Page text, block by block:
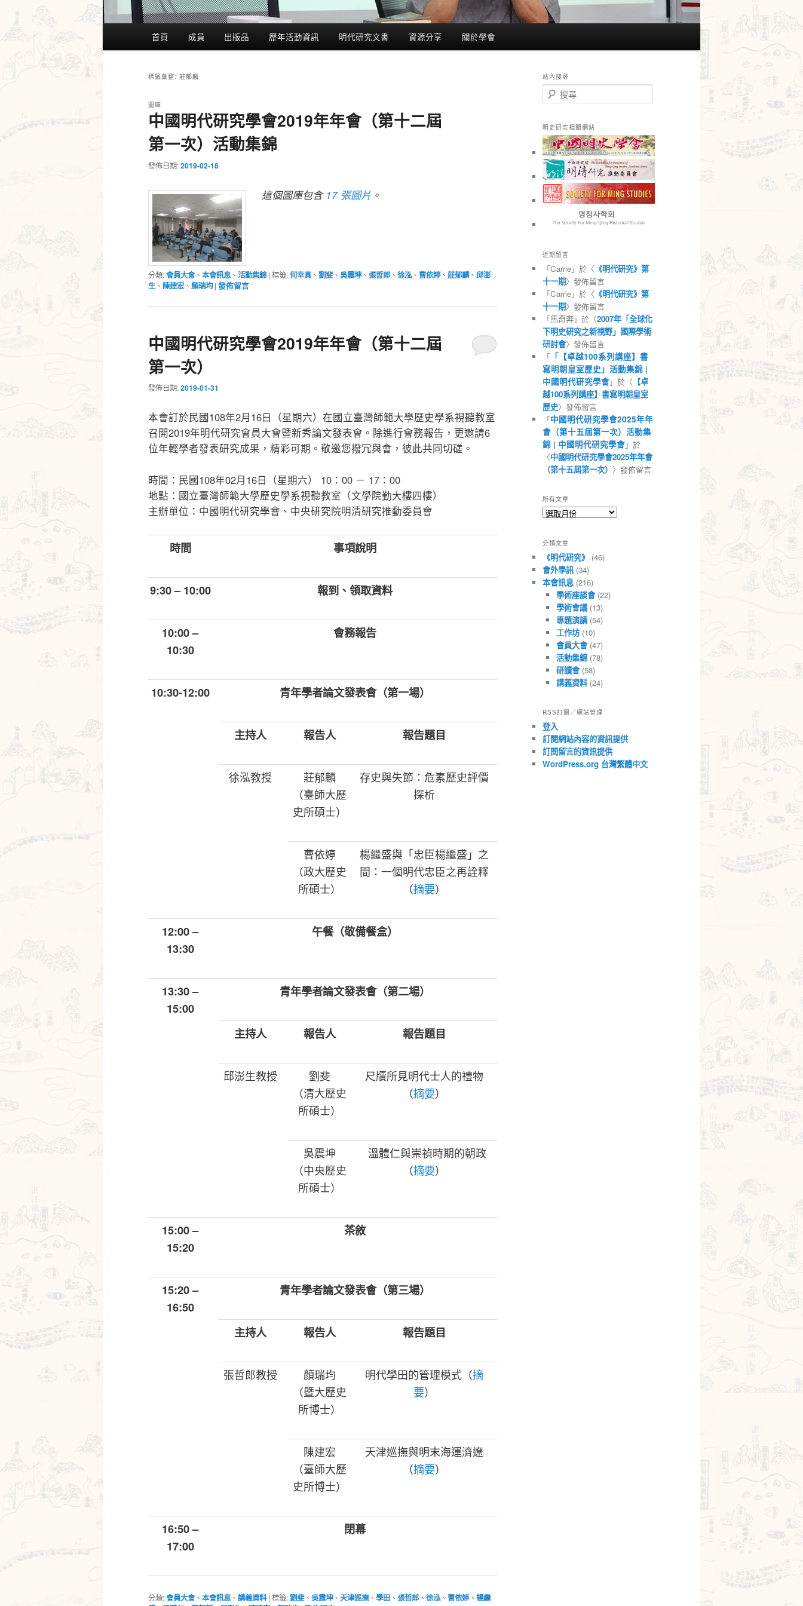
首頁 成員 出版品 歷年活動資訊 明代研究文書 資源分享 關於學會
標籤彙整: 莊郁麟
中國明代研究學會2019年年會（第十二屆
第一次）活動集錦
圖庫
發佈日期:2019-02-18
這個圖庫包含 17 張圖片 。
分類:會員大會、 本會訊息 、 活動集錦 | 標籤:何幸真、 劉斐、 吳震坤 、 張哲郎 、 徐泓、 曹依婷、 莊郁麟、 邱澎
生 、 陳建宏、 顏瑞均 | 發佈留言
中國明代研究學會2019年年會（第十二屆
第一次）
發佈日期:2019-01-31
本會訂於民國108年2月16日（星期六）在國立臺灣師範大學歷史學系視聽教室
召開2019年明代研究會員大會暨新秀論文發表會。除進行會務報告，更邀請6
位年輕學者發表研究成果，精彩可期。敬邀您撥冗與會，彼此共同切磋。
時間：民國108年02月16日（星期六） 10：00 － 17：00
地點：國立臺灣師範大學歷史學系視聽教室（文學院勤大樓四樓）
主辦單位：中國明代研究學會、中央研究院明清研究推動委員會
時間 事項說明
9:30 – 10:00 報到、領取資料
10:00 –
10:30
會務報告
10:30-12:00 青年學者論文發表會（第一場）
主持人 報告人 報告題目
徐泓教授
莊郁麟
（臺師大歷
史所碩士）
存史與失節：危素歷史評價
探析
曹依婷
（政大歷史
所碩士）
楊繼盛與「忠臣楊繼盛」之
間：一個明代忠臣之再詮釋
（摘要）
12:00 –
13:30
午餐（敬備餐盒）
13:30 –
15:00
青年學者論文發表會（第二場）
主持人 報告人 報告題目
邱澎生教授
劉斐
（清大歷史
所碩士）
尺牘所見明代士人的禮物
（摘要）
吳震坤
（中央歷史
所碩士）
溫體仁與崇禎時期的朝政
（摘要）
15:00 –
15:20
茶敘
15:20 –
16:50
青年學者論文發表會（第三場）
主持人 報告人 報告題目
張哲郎教授
顏瑞均
（暨大歷史
所博士）
明代學田的管理模式（摘
要）
陳建宏
（臺師大歷
史所博士）
天津巡撫與明末海運濟遼
（摘要）
16:50 –
17:00
閉幕
分類:會員大會、 本會訊息 、 講義資料 | 標籤:劉斐、 吳震坤 、 天津巡撫、 學田 、 張哲郎 、 徐泓、 曹依婷、 楊繼
站內搜尋
搜
尋
明史研究相關網站
近期留言
「Carrie」於〈 《明代研究》第
十一期〉發佈留言
「Carrie」於〈 《明代研究》第
十一期〉發佈留言
「馬奇奔」於〈2007年「全球化
下明史研究之新視野」國際學術
研討會〉發佈留言
「 「【卓越100系列講座】書
寫明朝皇室歷史」活動集錦 |
中國明代研究學會」於〈 【卓
越100系列講座】書寫明朝皇室
歷史〉發佈留言
「中國明代研究學會2025年年
會（第十五屆第一次）活動集
錦 | 中國明代研究學會」於
〈中國明代研究學會2025年年會
（第十五屆第一次） 〉發佈留言
所有文章
所
章
分類文章
《明代研究》 (46)
會外學訊 (34)
本會訊息 (216)
學術座談會(22)
學術會議(13)
專題演講(54)
工作坊(10)
會員大會(47)
活動集錦(78)
研讀會(58)
講義資料(24)
RSS訂閱／網站管理
登入
訂閱網站內容的資訊提供
訂閱留言的資訊提供
WordPress.org 台灣繁體中文